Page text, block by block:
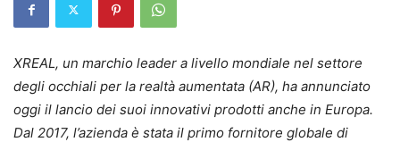
XREAL, un marchio leader a livello mondiale nel settore
degli occhiali per la realtà aumentata (AR), ha annunciato
oggi il lancio dei suoi innovativi prodotti anche in Europa.
Dal 2017, l’azienda è stata il primo fornitore globale di